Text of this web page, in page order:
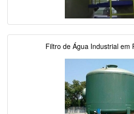
Filtro de Água Industrial em